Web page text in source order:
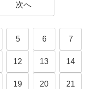
次へ
5 6 7
12 13 14
19 20 21